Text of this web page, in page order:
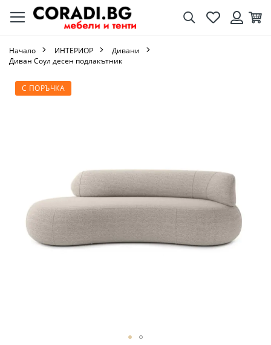
ТърсенеЛюбими
Начало ИНТЕРИОР
Дивани
Диван Соул десен подлакътник
С ПОРЪЧКА
Преминете
към